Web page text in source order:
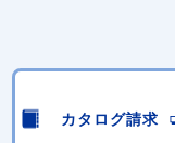
カタログ請求